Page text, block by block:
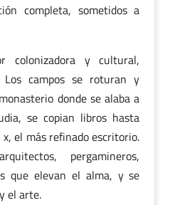
completa, sometidos a
colonizadora y cultural,
Los campos se roturan y
donde se alaba a
se copian libros hasta
el más refinado escritorio.
pergamineros,
que elevan el alma, y se
el arte.